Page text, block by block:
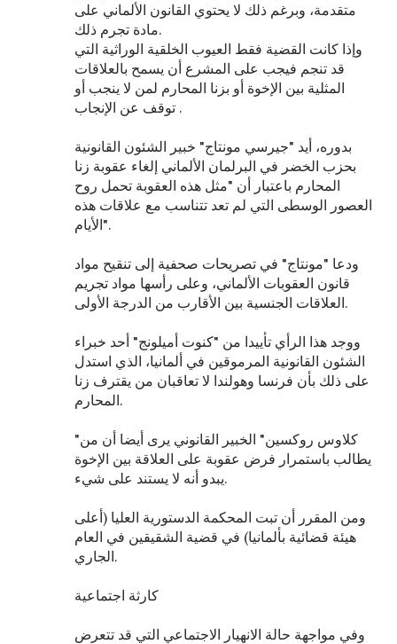
متقدمة، وبرغم ذلك لا يحتوي القانون الألماني على
مادة تجرم ذلك.
وإذا كانت القضية فقط العيوب الخلقية الوراثية التي
قد تنجم فيجب على المشرع أن يسمح بالعلاقات
المثلية بين الإخوة أو بزنا المحارم لمن لا ينجب أو
توقف عن الإنجاب .
بدوره، أيد "جيرسي مونتاج" خبير الشئون القانونية
بحزب الخضر في البرلمان الألماني إلغاء عقوبة زنا
المحارم باعتبار أن "مثل هذه العقوبة تحمل روح
العصور الوسطى التي لم تعد تتناسب مع علاقات هذه
الأيام".
ودعا "مونتاج" في تصريحات صحفية إلى تنقيح مواد
قانون العقوبات الألماني، وعلى رأسها مواد تجريم
العلاقات الجنسية بين الأقارب من الدرجة الأولى.
ووجد هذا الرأي تأييدا من "كنوت أميلونج" أحد خبراء
الشئون القانونية المرموقين في ألمانيا، الذي استدل
على ذلك بأن فرنسا وهولندا لا تعاقبان من يقترف زنا
المحارم.
"كلاوس روكسين" الخبير القانوني يرى أيضا أن من
يطالب باستمرار فرض عقوبة على العلاقة بين الإخوة
يبدو أنه لا يستند على شيء.
ومن المقرر أن تبت المحكمة الدستورية العليا (أعلى
هيئة قضائية بألمانيا) في قضية الشقيقين في العام
الجاري.
كارثة اجتماعية
وفي مواجهة حالة الانهيار الاجتماعي التي قد تتعرض